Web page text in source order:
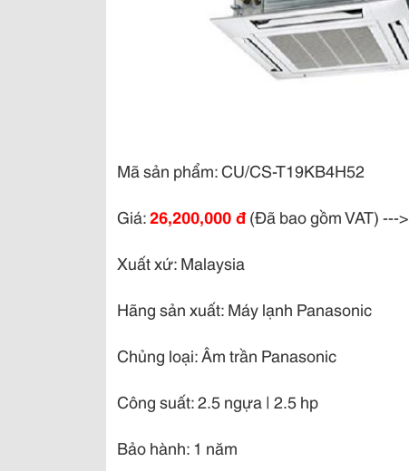
Mã sản phẩm:CU/CS-T19KB4H52
Giá:26,200,000 đ(Đã bao gồm VAT) --->
Xuất xứ:Malaysia
Hãng sản xuất:Máy lạnh Panasonic
Chủng loại:Âm trần Panasonic
Công suất:2.5 ngựa | 2.5 hp
Bảo hành:1 năm